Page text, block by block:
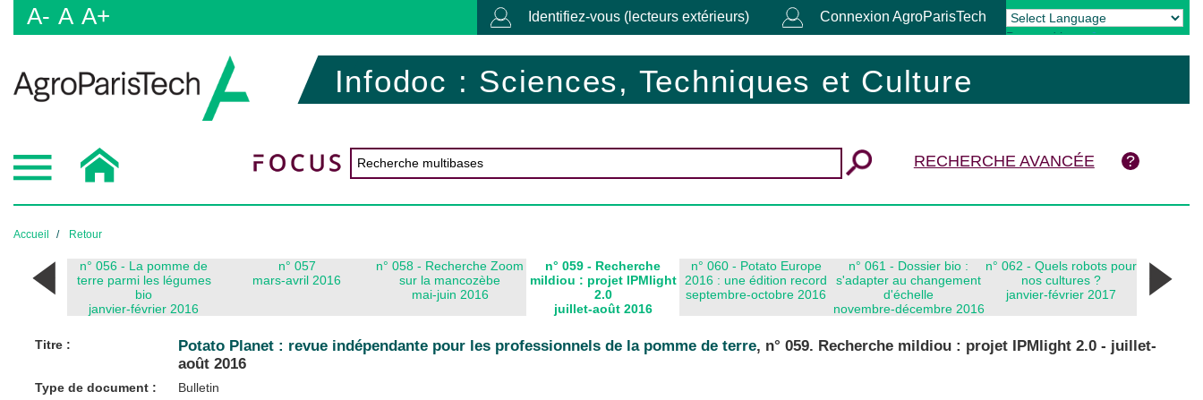
A- A A+ Identifiez-vous (lecteurs extérieurs) Connexion AgroParisTech
Powered by Translate
Infodoc : Sciences, Techniques et Culture
RECHERCHE AVANCÉE
Accueil Retour
n° 056 - La pomme de
terre parmi les légumes
bio
janvier-février 2016
n° 057
mars-avril 2016
n° 058 - Recherche Zoom
sur la mancozèbe
mai-juin 2016
n° 059 - Recherche
mildiou : projet IPMlight
2.0
juillet-août 2016
n° 060 - Potato Europe
2016 : une édition record
septembre-octobre 2016
n° 061 - Dossier bio :
s'adapter au changement
d'échelle
novembre-décembre 2016
n° 062 - Quels robots pour
nos cultures ?
janvier-février 2017
Titre : Potato Planet : revue indépendante pour les professionnels de la pomme de terre, n° 059. Recherche mildiou : projet IPMlight 2.0 - juillet-
août 2016
Type de document :
Bulletin